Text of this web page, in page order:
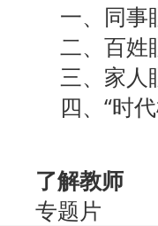
一、同事
二、百姓
三、家人
四、“时
了解教师
专题片